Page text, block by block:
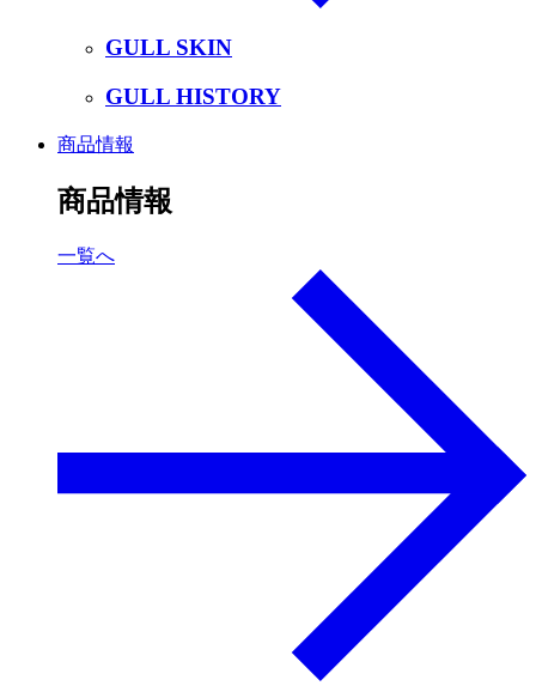
GULL SKIN
GULL HISTORY
商品情報
商品情報
一覧へ